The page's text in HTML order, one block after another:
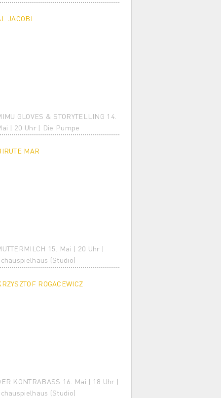
JACOBI
GLOVES & STORYTELLING 14.
| 20 Uhr | Die Pumpe
MAR
15. Mai | 20 Uhr |
(Studio)
ROGACEWICZ
KONTRABASS 16. Mai | 18 Uhr |
(Studio)